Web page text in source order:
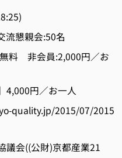
親会:50名
非会員:2,000円／お
円／お一人
2015/07/2015
((公財)京都産業21